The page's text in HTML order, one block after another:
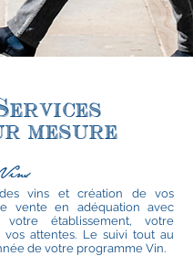
mesure
vins et création de vos
vente en adéquation avec
établissement, votre
attentes. Le suivi tout au
de votre programme Vin.